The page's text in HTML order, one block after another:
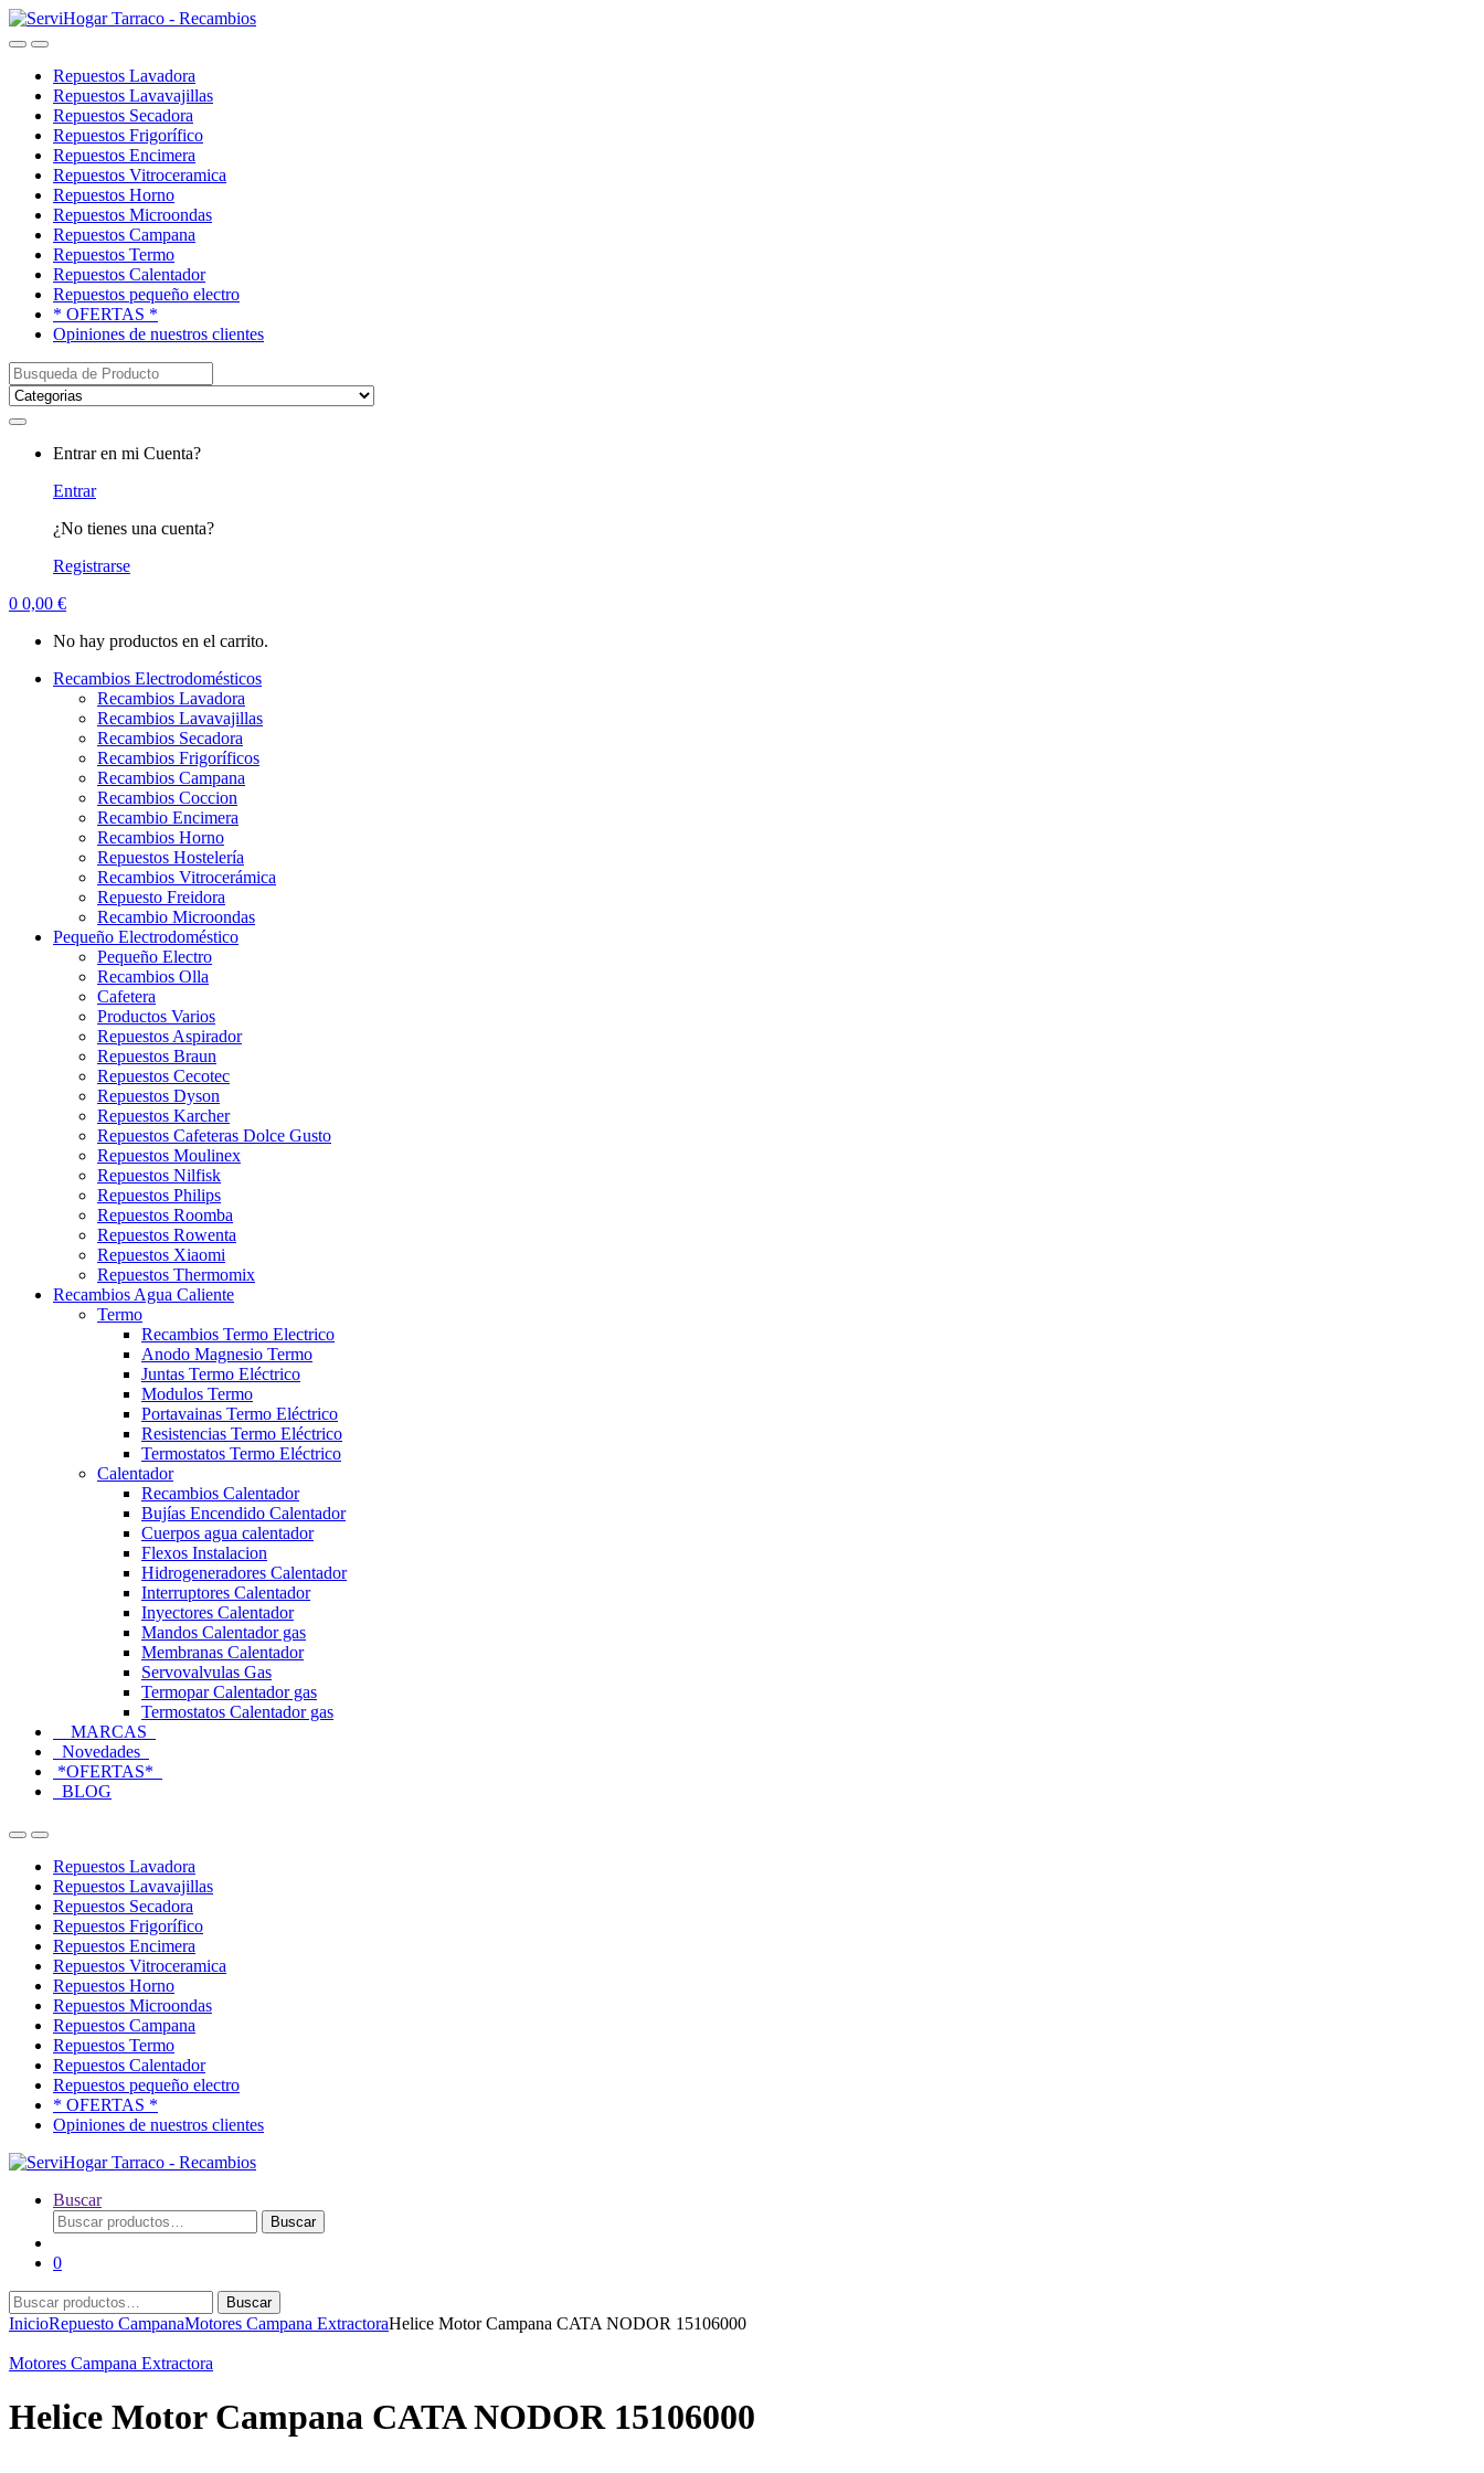
Saltar
a
saltar
al
OpenClose
Repuestos Lavadora
Repuestos Lavavajillas
Repuestos Secadora
Repuestos Frigorífico
Repuestos Encimera
Repuestos Vitroceramica
Repuestos Horno
Repuestos Microondas
Repuestos Campana
Repuestos Termo
Repuestos Calentador
Repuestos pequeño electro
* OFERTAS *
Opiniones de nuestros clientes
Buscar:
Entrar en mi Cuenta?
Entrar
¿No tienes una cuenta?
Registrarse
0 0,00 €
No hay productos en el carrito.
Recambios Electrodomésticos
Recambios Lavadora
Recambios Lavavajillas
Recambios Secadora
Recambios Frigoríficos
Recambios Campana
Recambios Coccion
Recambio Encimera
Recambios Horno
Repuestos Hostelería
Recambios Vitrocerámica
Repuesto Freidora
Recambio Microondas
Pequeño Electrodoméstico
Pequeño Electro
Recambios Olla
Cafetera
Productos Varios
Repuestos Aspirador
Repuestos Braun
Repuestos Cecotec
Repuestos Dyson
Repuestos Karcher
Repuestos Cafeteras Dolce Gusto
Repuestos Moulinex
Repuestos Nilfisk
Repuestos Philips
Repuestos Roomba
Repuestos Rowenta
Repuestos Xiaomi
Repuestos Thermomix
Recambios Agua Caliente
Termo
Recambios Termo Electrico
Anodo Magnesio Termo
Juntas Termo Eléctrico
Modulos Termo
Portavainas Termo Eléctrico
Resistencias Termo Eléctrico
Termostatos Termo Eléctrico
Calentador
Recambios Calentador
Bujías Encendido Calentador
Cuerpos agua calentador
Flexos Instalacion
Hidrogeneradores Calentador
Interruptores Calentador
Inyectores Calentador
Mandos Calentador gas
Membranas Calentador
Servovalvulas Gas
Termopar Calentador gas
Termostatos Calentador gas
MARCAS
Novedades
*OFERTAS*
BLOG
OpenClose
Repuestos Lavadora
Repuestos Lavavajillas
Repuestos Secadora
Repuestos Frigorífico
Repuestos Encimera
Repuestos Vitroceramica
Repuestos Horno
Repuestos Microondas
Repuestos Campana
Repuestos Termo
Repuestos Calentador
Repuestos pequeño electro
* OFERTAS *
Opiniones de nuestros clientes
Buscar
Buscar
por:
Buscar
0
Buscar
por:
Buscar
InicioRepuesto CampanaMotores Campana ExtractoraHelice Motor Campana CATA NODOR 15106000
Motores Campana Extractora
Helice Motor Campana CATA NODOR 15106000